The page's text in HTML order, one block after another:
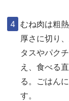
むね肉は粗
厚さに切り
タスやパク
え、食べる
る。ごはん
す。